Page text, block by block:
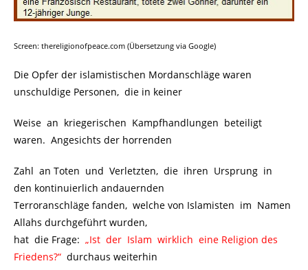
Screen: thereligionofpeace.com (Übersetzung via Google)
Die Opfer der islamistischen Mordanschläge waren
unschuldige Personen, die in keiner
Weise an kriegerischen Kampfhandlungen beteiligt
waren. Angesichts der horrenden
Zahl an Toten und Verletzten, die ihren Ursprung in
den kontinuierlich andauernden
Terroranschläge fanden, welche von Islamisten im Namen
Allahs durchgeführt wurden,
hat die Frage: „Ist der Islam wirklich eine Religion des
Friedens?“ durchaus weiterhin